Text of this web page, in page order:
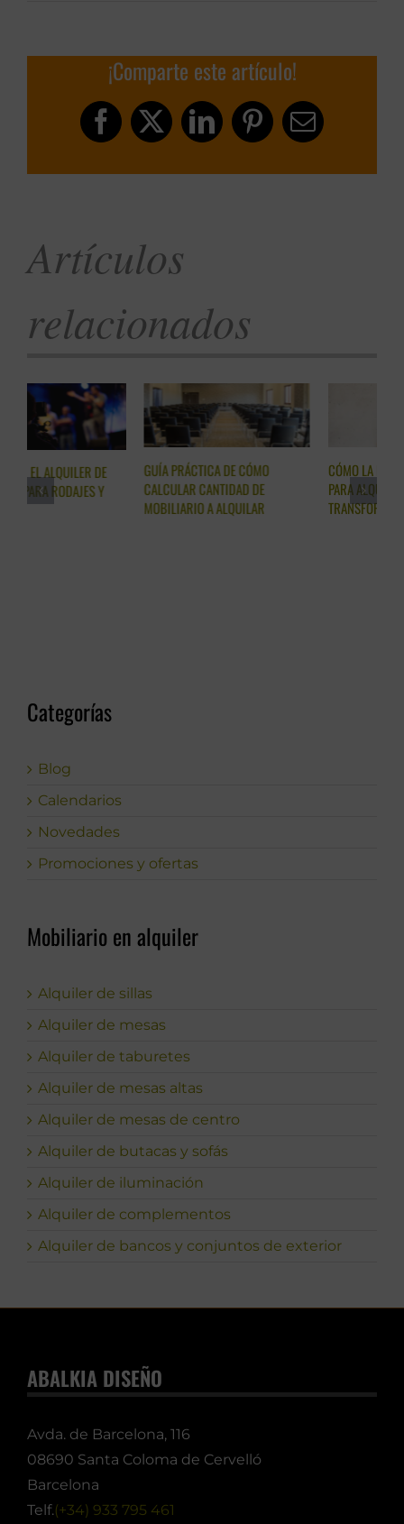
¡Comparte este artículo!
Facebook
X LinkedIn
PinterestCorreo
Artículos
relacionados
GUÍA PRÁCTICA DE CÓMO
CALCULAR CANTIDAD DE
MOBILIARIO A ALQUILAR
CÓMO LA ELECCIÓN DE SILLAS
PARA ALQUILER PUEDE
TRANSFORMAR TU EVENTO
Categorías
Blog
Calendarios
Novedades
Promociones y ofertas
Mobiliario en alquiler
Alquiler de sillas
Alquiler de mesas
Alquiler de taburetes
Alquiler de mesas altas
Alquiler de mesas de centro
Alquiler de butacas y sofás
Alquiler de iluminación
Alquiler de complementos
Alquiler de bancos y conjuntos de exterior
ABALKIA DISEÑO
Avda. de Barcelona, 116
08690 Santa Coloma de Cervelló
Barcelona
Telf. (+34) 933 795 461